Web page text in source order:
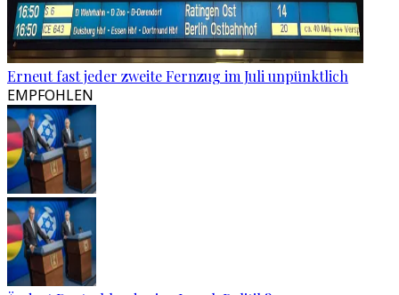
Erneut fast jeder zweite Fernzug im Juli unpünktlich
EMPFOHLEN